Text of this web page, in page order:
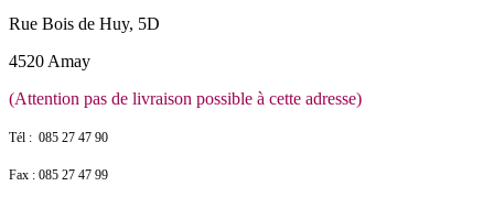
Rue Bois de Huy, 5D
4520 Amay
(Attention pas de livraison possible à cette adresse)
Tél : 085 27 47 90
Fax : 085 27 47 99